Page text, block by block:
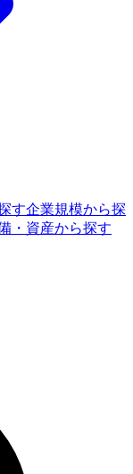
す企業規模から探
・資産から探す